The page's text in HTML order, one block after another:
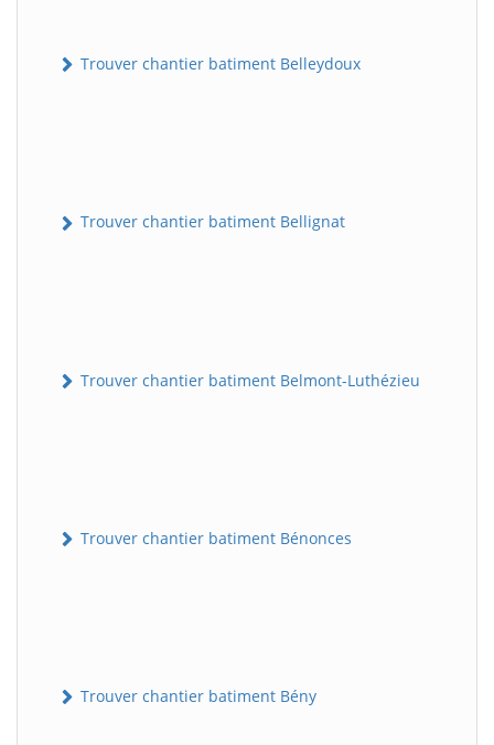
Trouver chantier batiment Belleydoux
Trouver chantier batiment Bellignat
Trouver chantier batiment Belmont-Luthézieu
Trouver chantier batiment Bénonces
Trouver chantier batiment Bény